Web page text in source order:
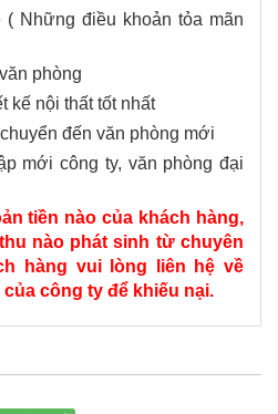
Những điều khoản tỏa mãn
phòng
kế nội thất tốt nhất
đến văn phòng mới
mới công ty, văn phòng đại
tiền nào của khách hàng,
nào phát sinh từ chuyên
hàng vui lòng liên hệ về
của công ty để khiếu nại.